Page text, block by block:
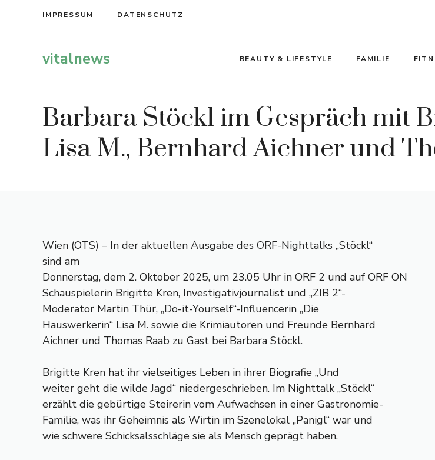
IMPRESSUM DATENSCHUTZ
vitalnews BEAUTY & LIFESTYLE FAMILIE
Barbara Stöckl im Gespräch mit
Lisa M., Bernhard Aichner und
Wien (OTS) – In der aktuellen Ausgabe des ORF-Nighttalks „Stöckl“
sind am
Donnerstag, dem 2. Oktober 2025, um 23.05 Uhr in ORF 2 und auf ORF ON
Schauspielerin Brigitte Kren, Investigativjournalist und „ZIB 2“-
Moderator Martin Thür, „Do-it-Yourself“-Influencerin „Die
Hauswerkerin“ Lisa M. sowie die Krimiautoren und Freunde Bernhard
Aichner und Thomas Raab zu Gast bei Barbara Stöckl.
Brigitte Kren hat ihr vielseitiges Leben in ihrer Biografie „Und
weiter geht die wilde Jagd“ niedergeschrieben. Im Nighttalk „Stöckl“
erzählt die gebürtige Steirerin vom Aufwachsen in einer Gastronomie-
Familie, was ihr Geheimnis als Wirtin im Szenelokal „Panigl“ war und
wie schwere Schicksalsschläge sie als Mensch geprägt haben.